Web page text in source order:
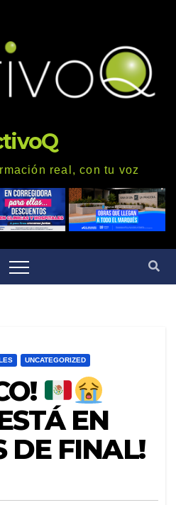
real, con tu voz
UNCATEGORIZED
EN
DE FINAL!